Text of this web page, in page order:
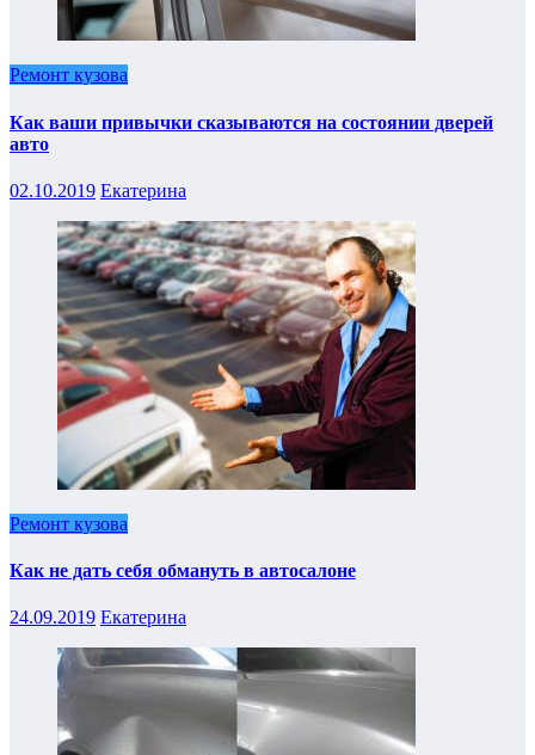
Ремонт кузова
Как ваши привычки сказываются на состоянии дверей
авто
02.10.2019 Екатерина
Ремонт кузова
Как не дать себя обмануть в автосалоне
24.09.2019 Екатерина